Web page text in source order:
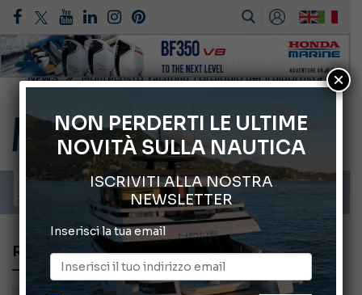
Gommoni Callegari acquisisce Geniuss
66° Salone Nautico Internazionale di Genova
Svelati i Mondiali di Wakeboard 2026
Cannes Yachting Festival 2026: tutte le novità attese a settembre
Montecristo Yachting, l’orologio per il diportista
REFITTING
NON PERDERTI LE ULTIME
NOVITÀ SULLA NAUTICA
ISCRIVITI ALLA NOSTRA
NEWSLETTER
Inserisci la tua email
×